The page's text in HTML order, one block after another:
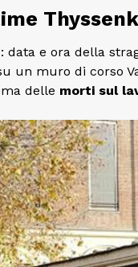
data e ora della
un muro di corso
delle morti sul